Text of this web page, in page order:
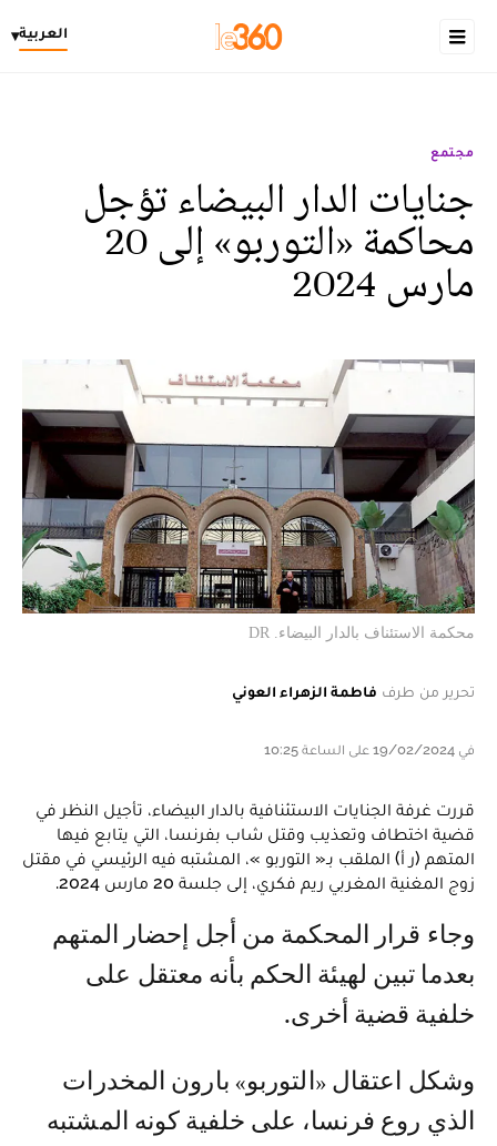
العربية▾
مجتمع
جنايات الدار البيضاء تؤجل
محاكمة «التوربو» إلى 20
مارس 2024
محكمة الاستئناف بالدار البيضاء. DR
تحرير من طرف فاطمة الزهراء العوني
في 19/02/2024 على الساعة 10:25
قررت غرفة الجنايات الاستئنافية بالدار البيضاء، تأجيل النظر في
قضية اختطاف وتعذيب وقتل شاب بفرنسا، التي يتابع فيها
المتهم (ر أ) الملقب بـ« التوربو »، المشتبه فيه الرئيسي في مقتل
زوج المغنية المغربي ريم فكري، إلى جلسة 20 مارس 2024.
وجاء قرار المحكمة من أجل إحضار المتهم
بعدما تبين لهيئة الحكم بأنه معتقل على
خلفية قضية أخرى.
وشكل اعتقال «التوربو» بارون المخدرات
الذي روع فرنسا، على خلفية كونه المشتبه